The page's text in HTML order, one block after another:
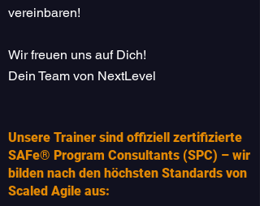
vereinbaren!
Wir freuen uns auf Dich!
Dein Team von NextLevel
Unsere Trainer sind offiziell zertifizierte
SAFe® Program Consultants (SPC) – wir
bilden nach den höchsten Standards von
Scaled Agile aus: